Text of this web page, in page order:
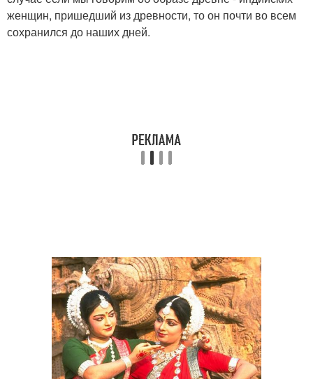
женщин, пришедший из древности, то он почти во всем
сохранился до наших дней.